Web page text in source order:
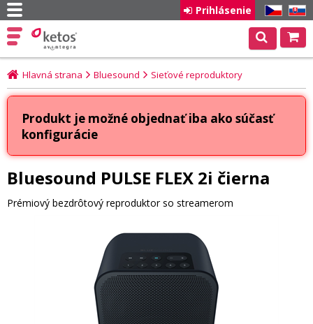
CZ SK
Prihlásenie
Hlavná strana Bluesound Sieťové reproduktory
Produkt je možné objednať iba ako súčasť
konfigurácie
Bluesound PULSE FLEX 2i čierna
Prémiový bezdrôtový reproduktor so streamerom